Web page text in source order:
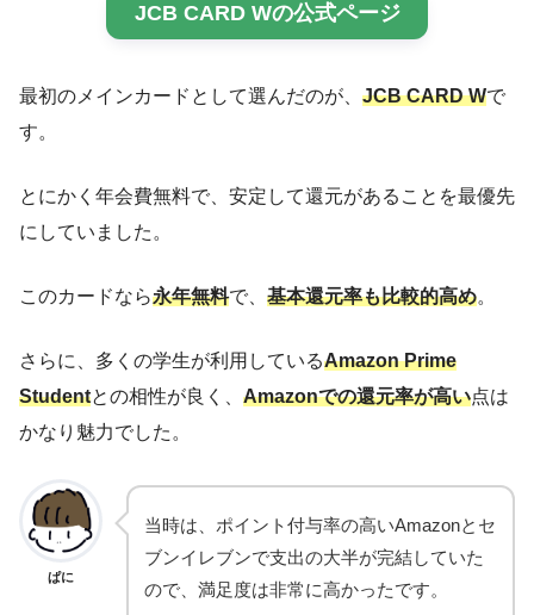
JCB CARD Wの公式ページ
最初のメインカードとして選んだのが、 JCB CARD Wで
す。
とにかく年会費無料で、安定して還元があることを最優先
にしていました。
このカードなら永年無料で、 基本還元率も比較的高め。
さらに、多くの学生が利用しているAmazon Prime
Studentとの相性が良く、 Amazonでの還元率が高い点は
かなり魅力でした。
ぱに
当時は、ポイント付与率の高いAmazonとセ
ブンイレブンで支出の大半が完結していた
ので、満足度は非常に高かったです。